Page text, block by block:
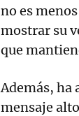
no es
mostrar su
que
Además, ha
mensaje